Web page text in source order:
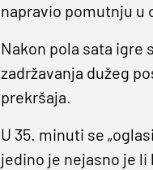
napravio pomutnju u
Nakon pola sata igre
zadržavanja dužeg
prekršaja.
U 35. minuti se
jedino je nejasno je